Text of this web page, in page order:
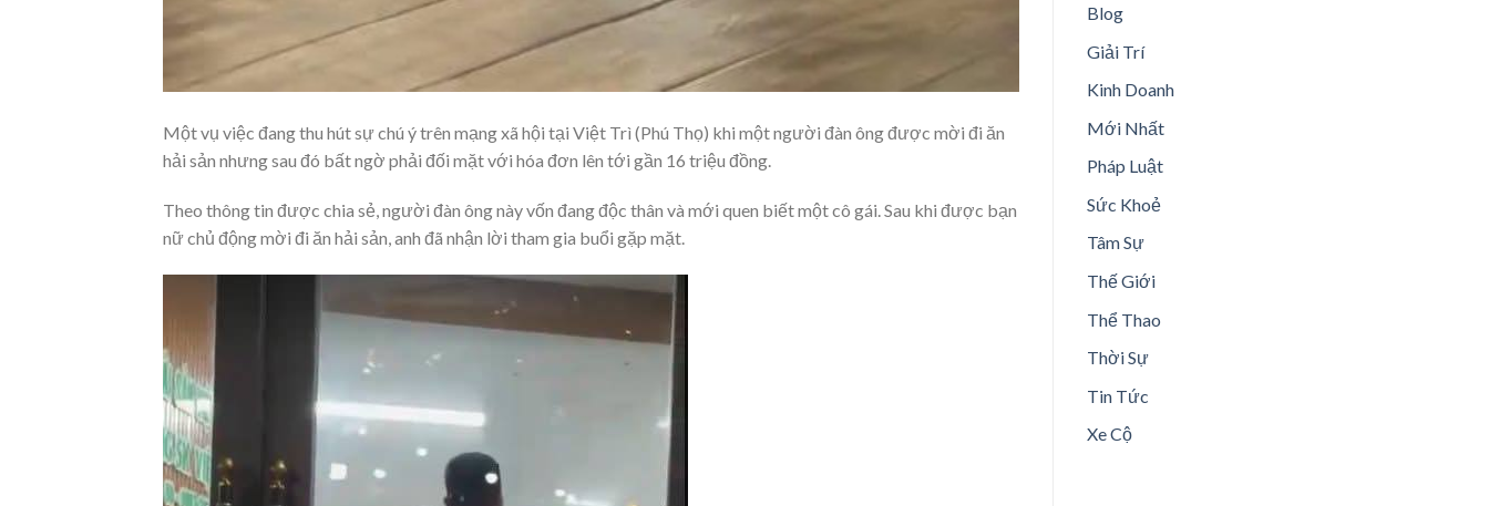
Một vụ việc đang thu hút sự chú ý trên mạng xã hội tại Việt Trì (Phú Thọ) khi một người đàn ông được mời đi ăn
hải sản nhưng sau đó bất ngờ phải đối mặt với hóa đơn lên tới gần 16 triệu đồng.
Theo thông tin được chia sẻ, người đàn ông này vốn đang độc thân và mới quen biết một cô gái. Sau khi được bạn
nữ chủ động mời đi ăn hải sản, anh đã nhận lời tham gia buổi gặp mặt.
Blog
Giải Trí
Kinh Doanh
Mới Nhất
Pháp Luật
Sức Khoẻ
Tâm Sự
Thế Giới
Thể Thao
Thời Sự
Tin Tức
Xe Cộ